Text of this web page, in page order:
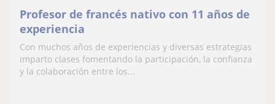
Profesor de francés nativo con 11 años de
experiencia
Con muchos años de experiencias y diversas estrategias
imparto clases fomentando la participación, la confianza
y la colaboración entre los...